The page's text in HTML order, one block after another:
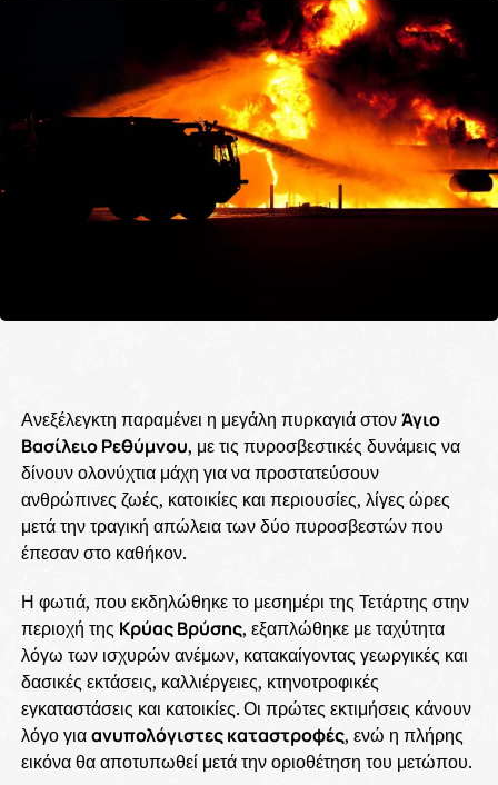
Ανεξέλεγκτη παραμένει η μεγάλη πυρκαγιά στονΆγιο
Βασίλειο Ρεθύμνου, με τις πυροσβεστικές δυνάμεις να
δίνουν ολονύχτια μάχη για να προστατεύσουν
ανθρώπινες ζωές, κατοικίες και περιουσίες, λίγες ώρες
μετά την τραγική απώλεια των δύο πυροσβεστών που
έπεσαν στο καθήκον.
Η φωτιά, που εκδηλώθηκε το μεσημέρι της Τετάρτης στην
περιοχή της Κρύας Βρύσης, εξαπλώθηκε με ταχύτητα
λόγω των ισχυρών ανέμων, κατακαίγοντας γεωργικές και
δασικές εκτάσεις, καλλιέργειες, κτηνοτροφικές
εγκαταστάσεις και κατοικίες. Οι πρώτες εκτιμήσεις κάνουν
λόγο γιαανυπολόγιστες καταστροφές, ενώ η πλήρης
εικόνα θα αποτυπωθεί μετά την οριοθέτηση του μετώπου.